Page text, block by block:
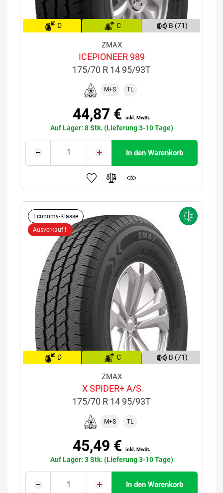
D C B (71)
ZMAX
ICEPIONEER 989
175/70 R 14 95/93T
M+S TL
44,87 € inkl. MwSt.
Auf Lager: 8 Stk. (Lieferung 3-10 Tage)
In den Warenkorb
Economy-Klasse
Ausverkauf !!
D C B (71)
ZMAX
X SPIDER+ A/S
175/70 R 14 95/93T
M+S TL
45,49 € inkl. MwSt.
Auf Lager: 3 Stk. (Lieferung 3-10 Tage)
In den Warenkorb